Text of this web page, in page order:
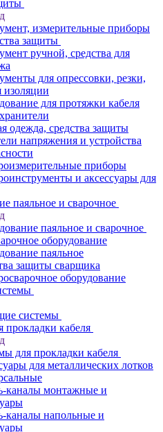
измерительные приборы
защиты
ручной, средства для
для опрессовки, резки,
изоляции
для протяжки кабеля
одежда, средства защиты
напряжения и устройства
приборы
и аксессуары для
паяльное и сварочное
паяльное и сварочное
оборудование
паяльное
защиты сварщика
оборудование
системы
прокладки кабеля
для прокладки кабеля
для металлических лотков
каналы монтажные и
каналы напольные и